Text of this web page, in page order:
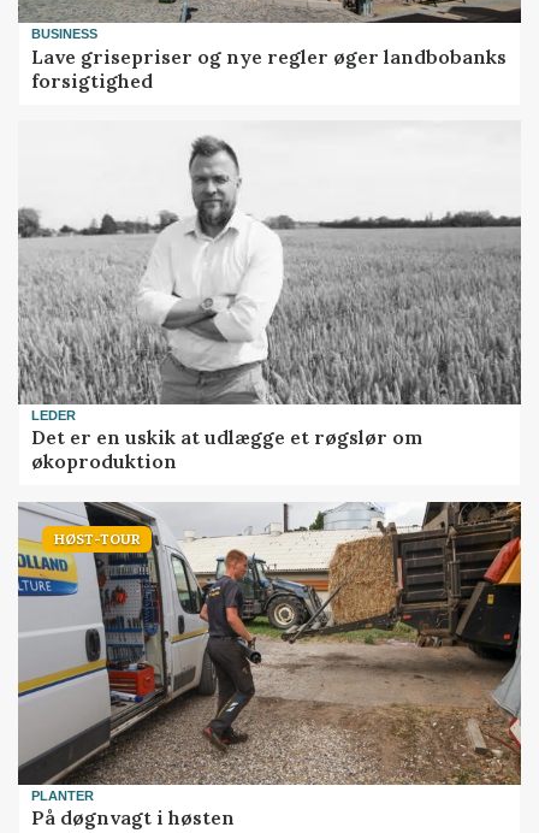
BUSINESS
Lave grisepriser og nye regler øger landbobanks
forsigtighed
LEDER
Det er en uskik at udlægge et røgslør om
økoproduktion
HØST-TOUR
PLANTER
På døgnvagt i høsten